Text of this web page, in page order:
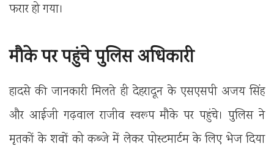
फरार हो गया।
मौके पर पहुंचे पुलिस अधिकारी
हादसे की जानकारी मिलते ही देहरादून के एसएसपी अजय सिंह
और आईजी गढ़वाल राजीव स्वरूप मौके पर पहुंचे। पुलिस ने
मृतकों के शवों को कब्जे में लेकर पोस्टमार्टम के लिए भेज दिया